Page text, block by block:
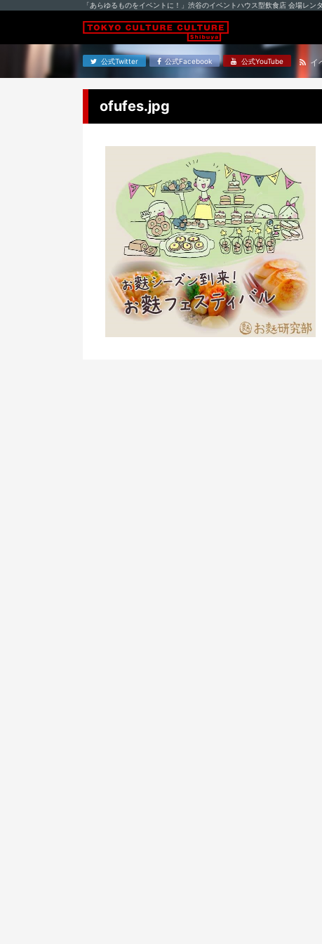
「あらゆるものをイベントに！」渋谷のイベントハウス型飲食店 会場レン
公式Twitter 公式Facebook 公式YouTube イ
ofufes.jpg